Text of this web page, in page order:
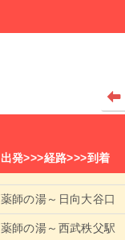
出発>>>経路>>>到着
薬師の湯～日向大谷口
薬師の湯～西武秩父駅